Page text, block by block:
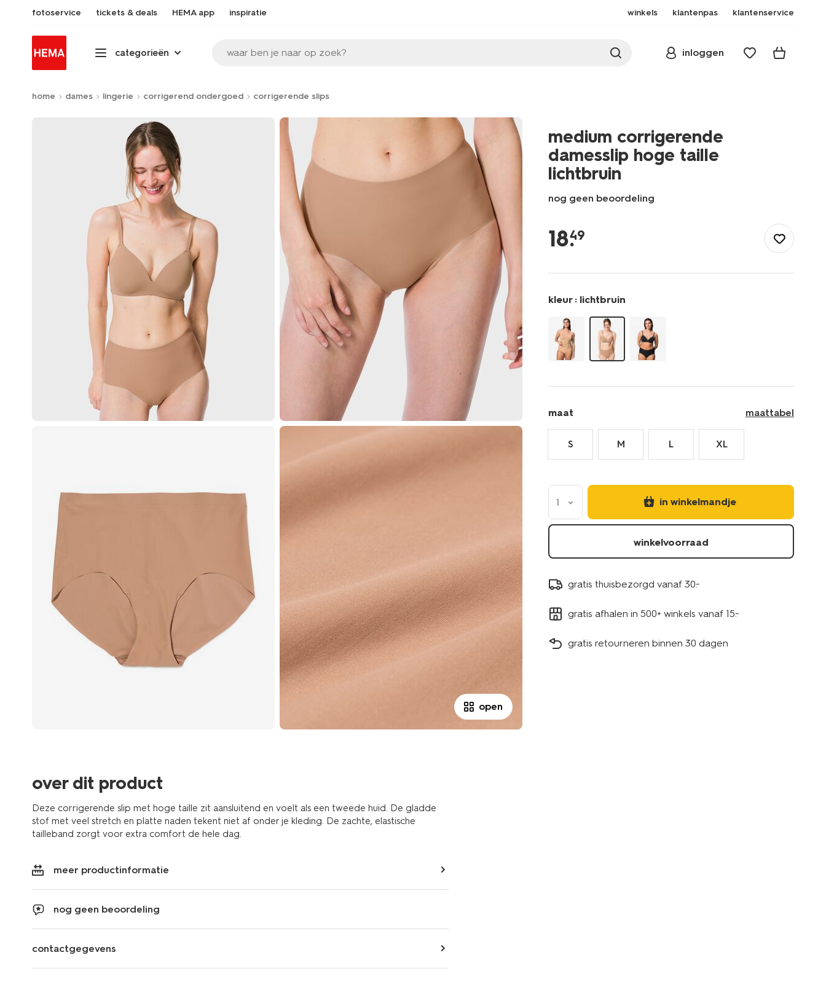
fotoservice tickets & deals HEMA app inspiratie winkels klantenpas klantenservice
categorieën waar ben je naar op zoek? inloggen
home dames lingerie corrigerend ondergoed corrigerende slips
open
over dit product
Deze corrigerende slip met hoge taille zit aansluitend en voelt als een tweede huid. De gladde
stof met veel stretch en platte naden tekent niet af onder je kleding. De zachte, elastische
tailleband zorgt voor extra comfort de hele dag.
meer productinformatie
nog geen beoordeling
contactgegevens
medium corrigerende
damesslip hoge taille
lichtbruin
nog geen beoordeling
corrigerende-
21500391LIGHTBROWN.html
18.
49
kleur : lichtbruin
maat maattabel
S M L XL
1 in winkelmandje
winkelvoorraad
gratis thuisbezorgd vanaf 30.-
gratis afhalen in 500+ winkels vanaf 15.-
gratis retourneren binnen 30 dagen